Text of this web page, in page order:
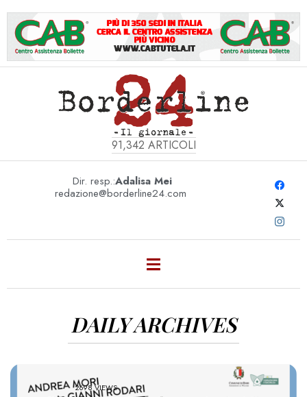
91,342 ARTICOLI
Dir. resp.:Adalisa Mei
redazione@borderline24.com
DAILY ARCHIVES
2698 VIEWS